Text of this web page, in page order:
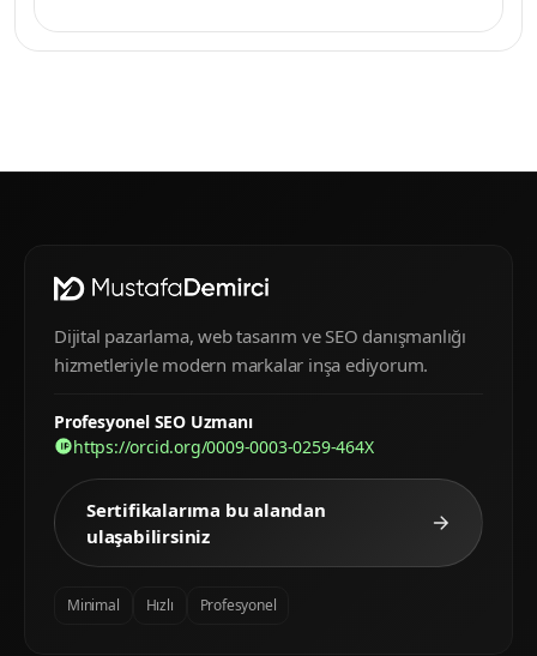
Dijital pazarlama, web tasarım ve SEO danışmanlığı
hizmetleriyle modern markalar inşa ediyorum.
Profesyonel SEO Uzmanı
https://orcid.org/0009-0003-0259-464X
Sertifikalarıma bu alandan
ulaşabilirsiniz
Minimal Hızlı Profesyonel